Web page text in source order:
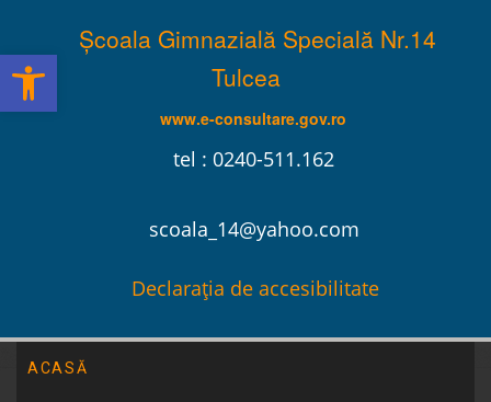
Școala Gimnazială Specială Nr.14
Tulcea
www.e-consultare.gov.ro
tel : 0240-511.162
scoala_14@yahoo.com
Declarația de accesibilitate
ACASĂ
Deschide bara de unelte